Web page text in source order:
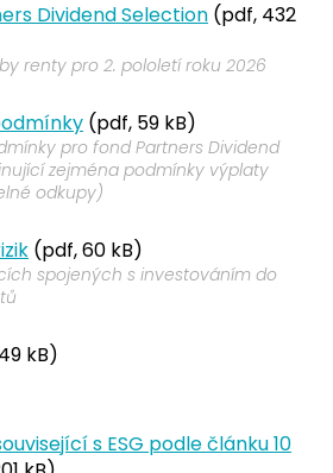
Dividend Selection (pdf, 432
renty pro 2. pololetí roku 2026
(pdf, 59 kB)
pro fond Partners Dividend
zejména podmínky výplaty
odkupy)
(pdf, 60 kB)
spojených s investováním do
kB)
s ESG podle článku 10